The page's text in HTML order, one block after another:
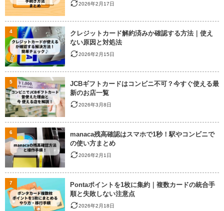
2026年2月17日
クレジットカード解約済みか確認する方法｜使え
ない原因と対処法
2026年2月15日
4
JCBギフトカードはコンビニ不可？今すぐ使える最
新のお店一覧
2026年3月8日
5
manaca残高確認はスマホで1秒！駅やコンビニで
の使い方まとめ
2026年2月1日
6
Pontaポイントを1枚に集約｜複数カードの統合手
順と失敗しない注意点
2026年2月18日
7